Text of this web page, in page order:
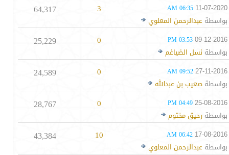
11-07-2020
06:35 AM
بواسطةعبدالرحمن المعلوي
3
64,317
09-12-2016
03:53 PM
بواسطة نسل الضياغم
0
25,229
27-11-2016
09:52 AM
بواسطةصعيب بن عبدالله
0
24,589
25-08-2016
04:49 PM
بواسطةرحيق مختوم
0
28,767
17-08-2016
06:42 AM
بواسطةعبدالرحمن المعلوي
10
43,384